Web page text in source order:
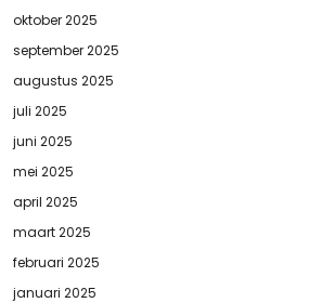
oktober 2025
september 2025
augustus 2025
juli 2025
juni 2025
mei 2025
april 2025
maart 2025
februari 2025
januari 2025